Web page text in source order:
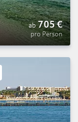
ab 705€
pro Person